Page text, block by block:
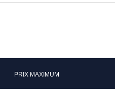
PRIX MAXIMUM